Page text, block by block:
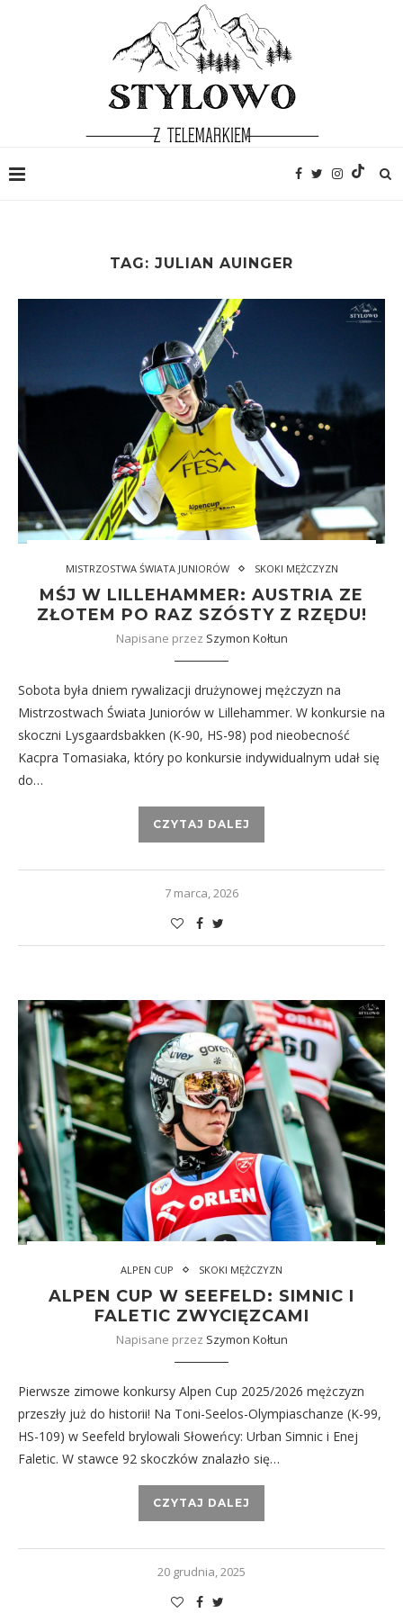
TAG: JULIAN AUINGER
MISTRZOSTWA ŚWIATA JUNIORÓW SKOKI MĘŻCZYZN
MŚJ W LILLEHAMMER: AUSTRIA ZE
ZŁOTEM PO RAZ SZÓSTY Z RZĘDU!
Napisane przez Szymon Kołtun
Sobota była dniem rywalizacji drużynowej mężczyzn na
Mistrzostwach Świata Juniorów w Lillehammer. W konkursie na
skoczni Lysgaardsbakken (K-90, HS-98) pod nieobecność
Kacpra Tomasiaka, który po konkursie indywidualnym udał się
do…
CZYTAJ DALEJ
7 marca, 2026
ALPEN CUP SKOKI MĘŻCZYZN
ALPEN CUP W SEEFELD: SIMNIC I
FALETIC ZWYCIĘZCAMI
Napisane przez Szymon Kołtun
Pierwsze zimowe konkursy Alpen Cup 2025/2026 mężczyzn
przeszły już do historii! Na Toni-Seelos-Olympiaschanze (K-99,
HS-109) w Seefeld brylowali Słoweńcy: Urban Simnic i Enej
Faletic. W stawce 92 skoczków znalazło się…
CZYTAJ DALEJ
20 grudnia, 2025